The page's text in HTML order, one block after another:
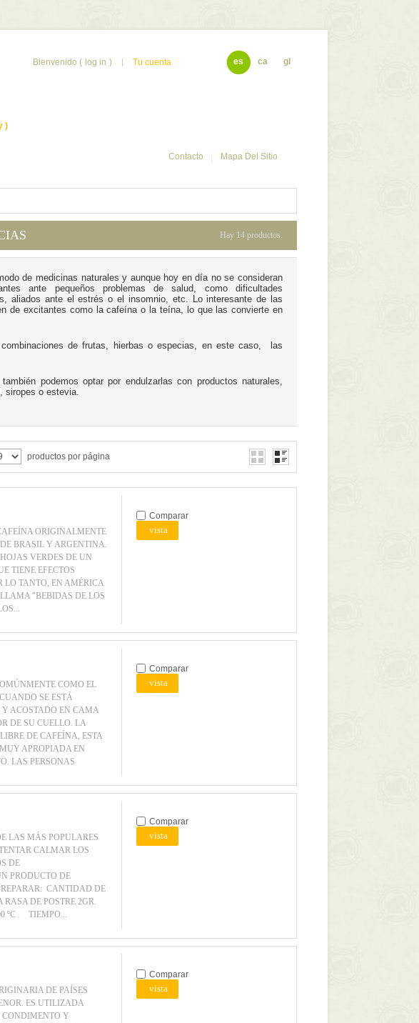
Bienvenido ( log in ) Tu cuenta
)
Contacto Mapa Del Sitio
es ca gl
Hay 14 productos.
de medicinas naturales y aunque hoy en día no se consideran
ante pequeños problemas de salud, como dificultades
aliados ante el estrés o el insomnio, etc. Lo interesante de las
de excitantes como la cafeína o la teína, lo que las convierte en
de frutas, hierbas o especias, en este caso, las
podemos optar por endulzarlas con productos naturales,
siropes o estevia.
productos por página
ORIGINALMENTE
BRASIL Y ARGENTINA.
VERDES DE UN
TIENE EFECTOS
LO TANTO, EN AMÉRICA
"BEBIDAS DE LOS
Comparar
vista
COMO EL
SE ESTÁ
ACOSTADO EN CAMA
DE SU CUELLO. LA
DE CAFEÍNA, ESTA
APROPIADA EN
LAS PERSONAS
Comparar
vista
LAS MÁS POPULARES
CALMAR LOS
DE
PRODUCTO DE
CANTIDAD DE
DE POSTRE 2GR.
ºC TIEMPO...
Comparar
vista
DE PAÍSES
ES UTILIZADA
Y
Comparar
vista